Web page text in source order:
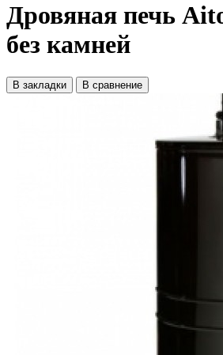
Дровяная печь
без камней
В закладки В сравнение